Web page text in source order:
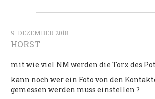
9. DEZEMBER 2018
HORST
mit wie viel NM werden die Torx des
kann noch wer ein Foto von den
gemessen werden muss einstellen ?